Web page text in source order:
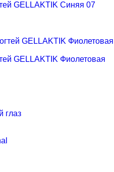
GELLAKTIK Синяя 07
GELLAKTIK Фиолетовая
глаз